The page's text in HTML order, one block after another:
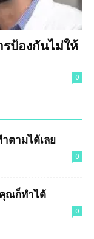
ป้องกันไม่ให้
0
ตามได้เลย
0
คุณก็ทำได้
0